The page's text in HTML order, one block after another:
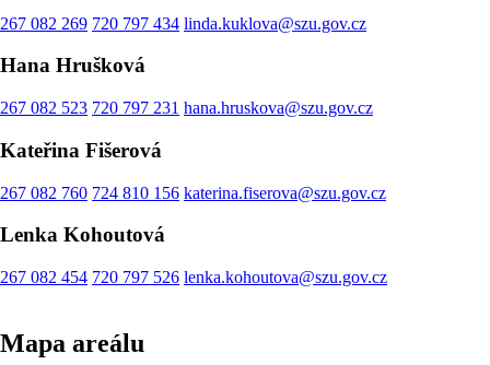
267 082 269 720 797 434 linda.kuklova@szu.gov.cz
Hana Hrušková
267 082 523 720 797 231 hana.hruskova@szu.gov.cz
Kateřina Fišerová
267 082 760 724 810 156 katerina.fiserova@szu.gov.cz
Lenka Kohoutová
267 082 454 720 797 526 lenka.kohoutova@szu.gov.cz
Mapa areálu